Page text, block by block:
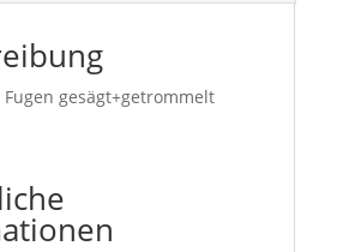
Fugen gesägt+getrommelt